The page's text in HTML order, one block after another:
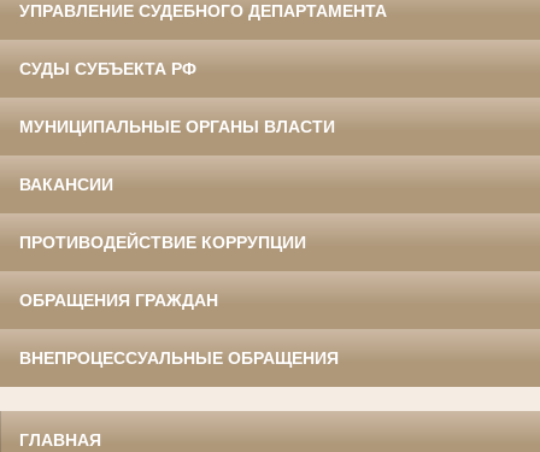
УПРАВЛЕНИЕ СУДЕБНОГО ДЕПАРТАМЕНТА
СУДЫ СУБЪЕКТА РФ
МУНИЦИПАЛЬНЫЕ ОРГАНЫ ВЛАСТИ
ВАКАНСИИ
ПРОТИВОДЕЙСТВИЕ КОРРУПЦИИ
ОБРАЩЕНИЯ ГРАЖДАН
ВНЕПРОЦЕССУАЛЬНЫЕ ОБРАЩЕНИЯ
ГЛАВНАЯ